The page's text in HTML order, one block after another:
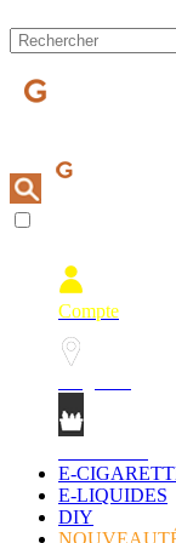
Compte
E-
E-LIQUIDES
DIY